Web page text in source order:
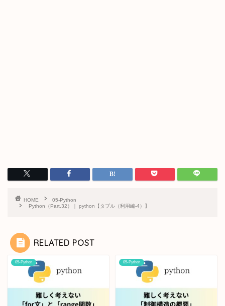
HOME
05-Python
Python（Part.32）｜ python【タプル（利用編-4）】
RELATED POST
05-Python 05-Python